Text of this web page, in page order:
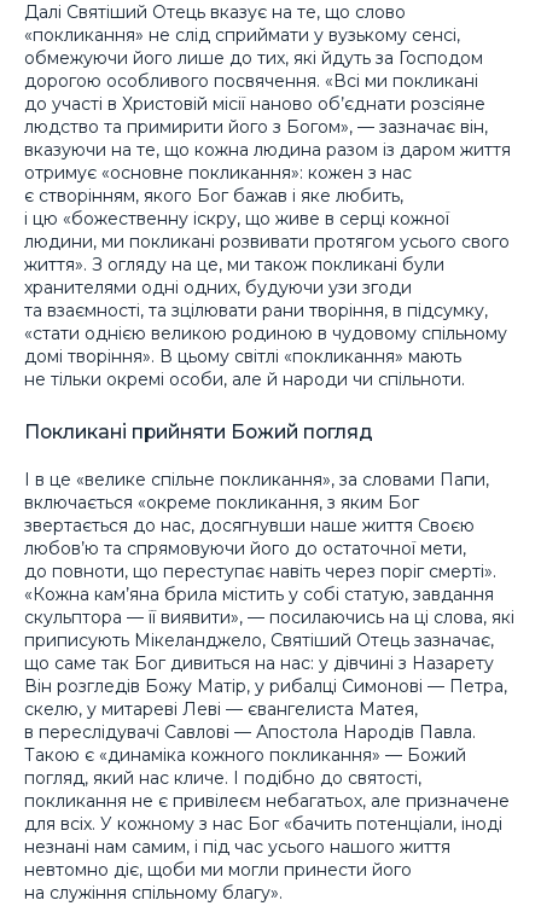
Далі Святіший Отець вказує на те, що слово
«покликання» не слід сприймати у вузькому сенсі,
обмежуючи його лише до тих, які йдуть за Господом
дорогою особливого посвячення. «Всі ми покликані
до участі в Христовій місії наново об’єднати розсіяне
людство та примирити його з Богом», — зазначає він,
вказуючи на те, що кожна людина разом із даром життя
отримує «основне покликання»: кожен з нас
є створінням, якого Бог бажав і яке любить,
і цю «божественну іскру, що живе в серці кожної
людини, ми покликані розвивати протягом усього свого
життя». З огляду на це, ми також покликані були
хранителями одні одних, будуючи узи згоди
та взаємності, та зцілювати рани творіння, в підсумку,
«стати однією великою родиною в чудовому спільному
домі творіння». В цьому світлі «покликання» мають
не тільки окремі особи, але й народи чи спільноти.
Покликані прийняти Божий погляд
І в це «велике спільне покликання», за словами Папи,
включається «окреме покликання, з яким Бог
звертається до нас, досягнувши наше життя Своєю
любов’ю та спрямовуючи його до остаточної мети,
до повноти, що переступає навіть через поріг смерті».
«Кожна кам’яна брила містить у собі статую, завдання
скульптора — її виявити», — посилаючись на ці слова, які
приписують Мікеланджело, Святіший Отець зазначає,
що саме так Бог дивиться на нас: у дівчині з Назарету
Він розгледів Божу Матір, у рибалці Симонові — Петра,
скелю, у митареві Леві — євангелиста Матея,
в переслідувачі Савлові — Апостола Народів Павла.
Такою є «динаміка кожного покликання» — Божий
погляд, який нас кличе. І подібно до святості,
покликання не є привілеєм небагатьох, але призначене
для всіх. У кожному з нас Бог «бачить потенціали, іноді
незнані нам самим, і під час усього нашого життя
невтомно діє, щоби ми могли принести його
на служіння спільному благу».